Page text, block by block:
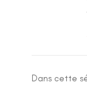
Dans cette